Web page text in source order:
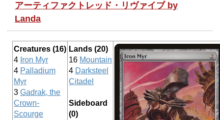
アーティファクトレッド・リヴァイブ by
Landa
Creatures (16)
4 Iron Myr
4 Palladium
Myr
3 Gadrak, the
Crown-
Scourge
Lands (20)
16 Mountain
4 Darksteel
Citadel
Sideboard
(0)